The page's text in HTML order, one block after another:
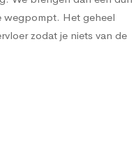
wegpompt. Het geheel
zodat je niets van de